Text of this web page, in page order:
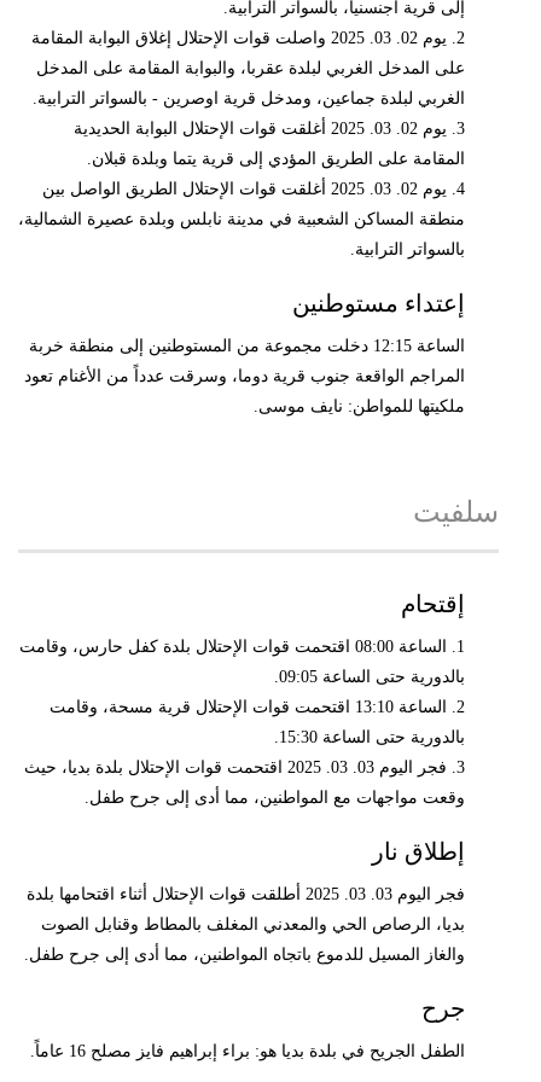
إلى قرية اجنسنيا، بالسواتر الترابية.
2. يوم 02. 03. 2025 واصلت قوات الإحتلال إغلاق البوابة المقامة
على المدخل الغربي لبلدة عقربا، والبوابة المقامة على المدخل
الغربي لبلدة جماعين، ومدخل قرية اوصرين - بالسواتر الترابية.
3. يوم 02. 03. 2025 أغلقت قوات الإحتلال البوابة الحديدية
المقامة على الطريق المؤدي إلى قرية يتما وبلدة قبلان.
4. يوم 02. 03. 2025 أغلقت قوات الإحتلال الطريق الواصل بين
منطقة المساكن الشعبية في مدينة نابلس وبلدة عصيرة الشمالية،
بالسواتر الترابية.
إعتداء مستوطنين
الساعة 12:15 دخلت مجموعة من المستوطنين إلى منطقة خربة
المراجم الواقعة جنوب قرية دوما، وسرقت عدداً من الأغنام تعود
ملكيتها للمواطن: نايف موسى.
سلفيت
إقتحام
1. الساعة 08:00 اقتحمت قوات الإحتلال بلدة كفل حارس، وقامت
بالدورية حتى الساعة 09:05.
2. الساعة 13:10 اقتحمت قوات الإحتلال قرية مسحة، وقامت
بالدورية حتى الساعة 15:30.
3. فجر اليوم 03. 03. 2025 اقتحمت قوات الإحتلال بلدة بديا، حيث
وقعت مواجهات مع المواطنين، مما أدى إلى جرح طفل.
إطلاق نار
فجر اليوم 03. 03. 2025 أطلقت قوات الإحتلال أثناء اقتحامها بلدة
بديا، الرصاص الحي والمعدني المغلف بالمطاط وقنابل الصوت
والغاز المسيل للدموع باتجاه المواطنين، مما أدى إلى جرح طفل.
جرح
الطفل الجريح في بلدة بديا هو: براء إبراهيم فايز مصلح 16 عاماً.